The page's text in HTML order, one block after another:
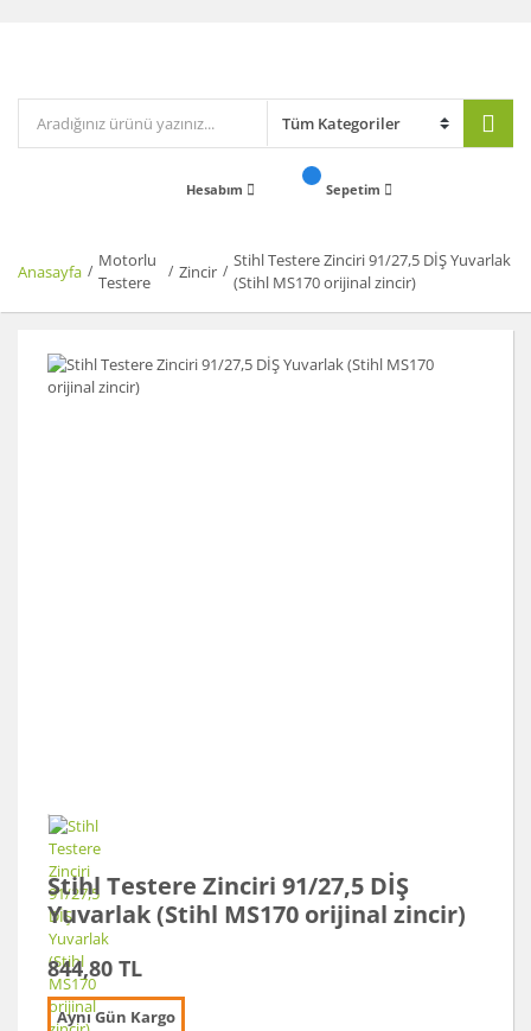
Hesabım Sepetim
Anasayfa
Motorlu
Testere
Zincir
Stihl Testere Zinciri 91/27,5 DİŞ Yuvarlak
(Stihl MS170 orijinal zincir)
Stihl Testere Zinciri 91/27,5 DİŞ
Yuvarlak (Stihl MS170 orijinal zincir)
844,80 TL
Aynı Gün Kargo